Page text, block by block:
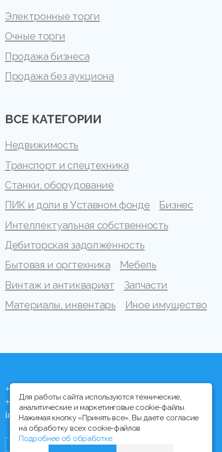
Электронные торги
Очные торги
Продажа бизнеса
Продажа без аукциона
ВСЕ КАТЕГОРИИ
Недвижимость
Транспорт и спецтехника
Станки, оборудование
ПИК и доли в Уставном фонде
Бизнес
Интеллектуальная собственность
Дебиторская задолженность
Бытовая и оргтехника
Мебель
Винтаж и антиквариат
Запчасти
Материалы, инвентарь
Иное имущество
+375 (44) 704 92 06
+375 (17) 373 21 33
info@ipmtorgi.by
Для работы сайта используются технические,
аналитические и маркетинговые cookie-файлы.
Нажимая кнопку «Принять все», Вы даете согласие
на обработку всех cookie-файлов
Подробнее об обработке